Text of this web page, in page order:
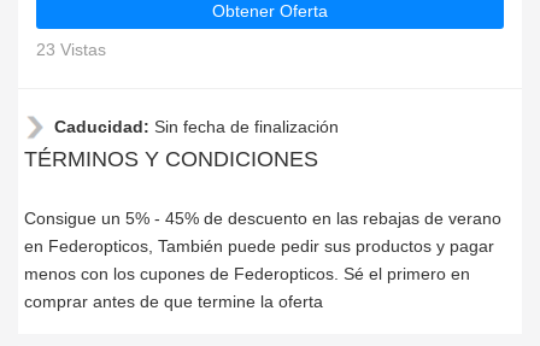
Obtener Oferta
23 Vistas
Caducidad: Sin fecha de finalización
TÉRMINOS Y CONDICIONES
Consigue un 5% - 45% de descuento en las rebajas de verano
en Federopticos, También puede pedir sus productos y pagar
menos con los cupones de Federopticos. Sé el primero en
comprar antes de que termine la oferta